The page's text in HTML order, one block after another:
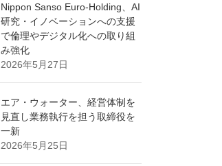
Nippon Sanso Euro-Holding、AI
研究・イノベーションへの支援
で倫理やデジタル化への取り組
み強化
2026年5月27日
エア・ウォーター、経営体制を
見直し業務執行を担う取締役を
一新
2026年5月25日